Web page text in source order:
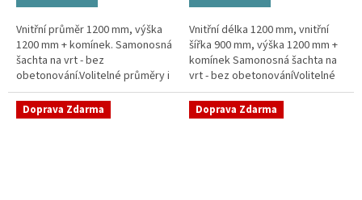
hvězdiček.
Vnitřní průměr 1200 mm, výška
1200 mm + komínek. Samonosná
šachta na vrt - bez
obetonování.Volitelné průměry i
pozice prostupů na pažení vrtu,
hadice i elektřinu -
požadované...
hvězdiček.
Vnitřní délka 1200 mm, vnitřní
šířka 900 mm, výška 1200 mm +
komínek Samonosná šachta na
vrt - bez obetonováníVolitelné
průměry i pozice prostupů na
pažení vrtu, hadice i...
Doprava Zdarma Doprava Zdarma